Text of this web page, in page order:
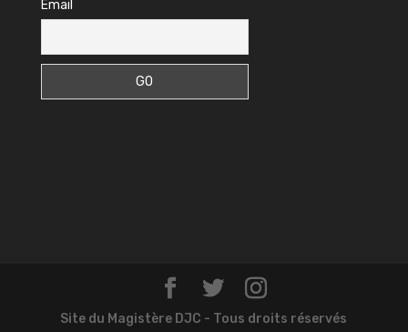
Email
Site du Magistère DJC - Tous droits réservés